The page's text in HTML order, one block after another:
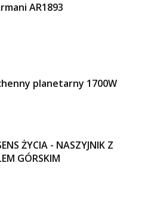
AR1893
planetarny 1700W
ŻYCIA - NASZYJNIK Z
GÓRSKIM